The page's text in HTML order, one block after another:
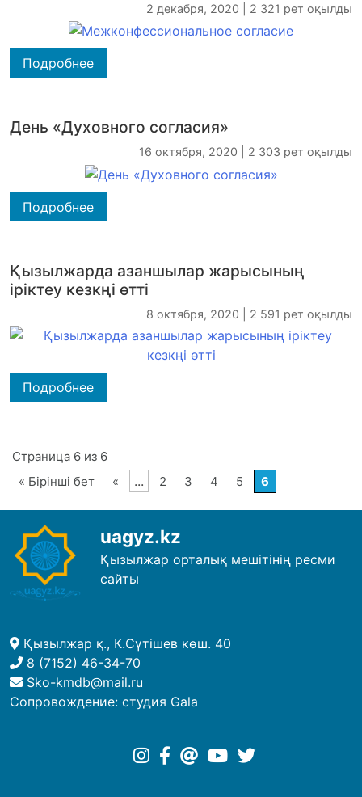
2 декабря, 2020 | 2 321 рет оқылды
Подробнее
День «Духовного согласия»
16 октября, 2020 | 2 303 рет оқылды
Подробнее
Қызылжарда азаншылар жарысының
іріктеу кезкңі өтті
8 октября, 2020 | 2 591 рет оқылды
Подробнее
Страница 6 из 6
« Бірінші бет
« ... 2 3 4 5 6
uagyz.kz
Қызылжар орталық мешітінің ресми
сайты
Қызылжар қ., К.Сүтішев көш. 40
8 (7152) 46-34-70
Sko-kmdb@mail.ru
Сопровождение: студия Gala